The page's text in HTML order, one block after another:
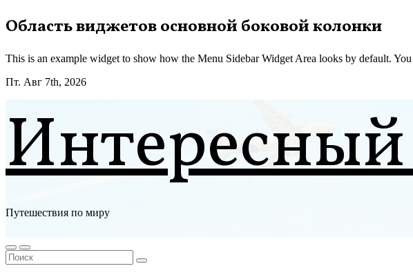
Перейти
к
Область виджетов основной боковой колонки
This is an example widget to show how the Menu Sidebar Widget Area looks by default.
Пт. Авг 7th, 2026
Путешествия по миру